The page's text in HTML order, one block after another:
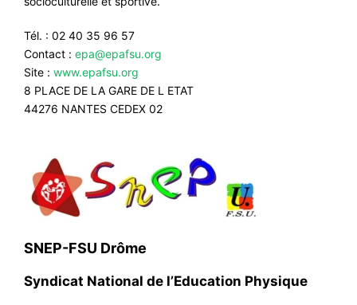
Tél. : 02 40 35 96 57
Contact : epa@epafsu.org
Site : www.epafsu.org
8 PLACE DE LA GARE DE L ETAT
44276 NANTES CEDEX 02
SNEP-FSU Drôme
Syndicat National de l’Education Physique